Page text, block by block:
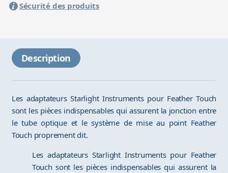
Sécurité des produits
Description
Les adaptateurs Starlight Instruments pour Feather Touch
sont les pièces indispensables qui assurent la jonction entre
le tube optique et le système de mise au point Feather
Touch proprement dit.
Les adaptateurs Starlight Instruments pour Feather
Touch sont les pièces indispensables qui assurent la